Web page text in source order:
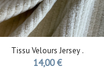
Tissu Velours Jersey .
14,00€